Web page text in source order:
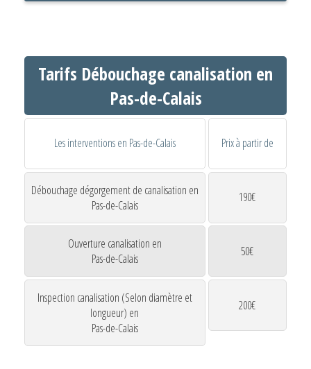
Tarifs Débouchage canalisation en
Pas-de-Calais
Les interventions en Pas-de-Calais Prix à partir de
Débouchage dégorgement de canalisation en
Pas-de-Calais
190€
Ouverture canalisation en
Pas-de-Calais
50€
Inspection canalisation (Selon diamètre et
longueur) en
Pas-de-Calais
200€